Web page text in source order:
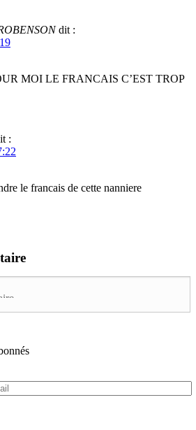
dit :
MOI LE FRANCAIS C’EST TROP
:
le francais de cette nanniere